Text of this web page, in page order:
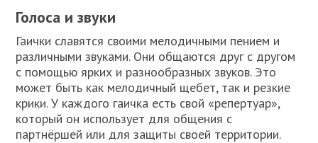
Голоса и звуки
Гаички славятся своими мелодичными пением и
различными звуками. Они общаются друг с другом
с помощью ярких и разнообразных звуков. Это
может быть как мелодичный щебет, так и резкие
крики. У каждого гаичка есть свой «репертуар»,
который он использует для общения с
партнёршей или для защиты своей территории.